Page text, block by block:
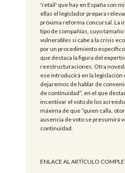
'retail' que hay en España son
ellas el legislador prepara
próxima reforma concursal. La
tipo de compañías, cuyo tamaño
vulnerables si cabe a la crisis
por un procedimiento
que destaca la figura del
reestructuraciones. Otra
ese introducirá en la legislación
dejaremos de hablar de
de continuidad”, en el que
incentivar el voto de los
máxima de que “quien calla,
ausencia de voto se presumirá
continuidad.
ENLACE AL ARTÍCULO